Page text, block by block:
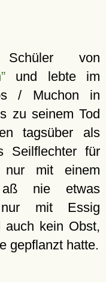
von
und lebte im
/ Muchon in
zu seinem Tod
tagsüber als
Seilflechter für
mit einem
aß nie etwas
nur mit Essig
auch kein Obst,
gepflanzt hatte.